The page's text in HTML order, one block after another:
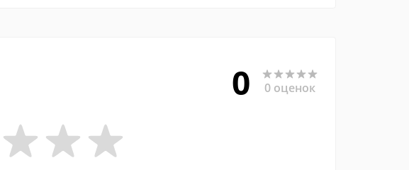
0 0 оценок